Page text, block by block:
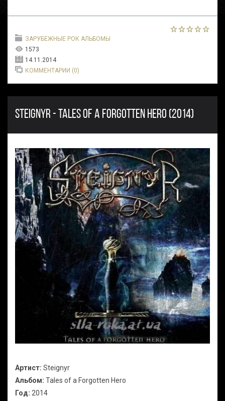
ЗАРУБЕЖНЫЕ РОК АЛЬБОМЫ
1573
14.11.2014
КОММЕНТАРИИ (0)
STEIGNYR - TALES OF A FORGOTTEN HERO (2014)
Артист: Steignyr
Альбом: Tales of a Forgotten Hero
Год: 2014